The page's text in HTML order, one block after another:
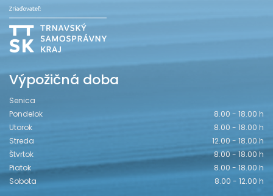
Výpožičná doba
Senica
Pondelok
8.00 - 18.00 h
Utorok
8.00 - 18.00 h
Streda
12.00 - 18.00 h
Štvrtok
8.00 - 18.00 h
Piatok
8.00 - 18.00 h
Sobota
8.00 - 12.00 h